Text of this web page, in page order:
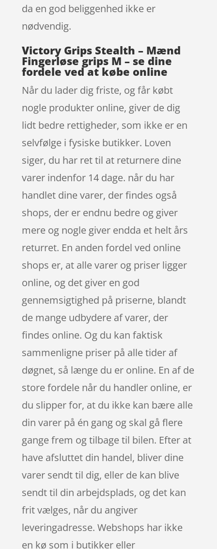
da en god beliggenhed ikke er
nødvendig.
Victory Grips Stealth – Mænd
Fingerløse grips M – se dine
fordele ved at købe online
Når du lader dig friste, og får købt
nogle produkter online, giver de dig
lidt bedre rettigheder, som ikke er en
selvfølge i fysiske butikker. Loven
siger, du har ret til at returnere dine
varer indenfor 14 dage. når du har
handlet dine varer, der findes også
shops, der er endnu bedre og giver
mere og nogle giver endda et helt års
returret. En anden fordel ved online
shops er, at alle varer og priser ligger
online, og det giver en god
gennemsigtighed på priserne, blandt
de mange udbydere af varer, der
findes online. Og du kan faktisk
sammenligne priser på alle tider af
døgnet, så længe du er online. En af de
store fordele når du handler online, er
du slipper for, at du ikke kan bære alle
din varer på én gang og skal gå flere
gange frem og tilbage til bilen. Efter at
have afsluttet din handel, bliver dine
varer sendt til dig, eller de kan blive
sendt til din arbejdsplads, og det kan
frit vælges, når du angiver
leveringadresse. Webshops har ikke
en kø som i butikker eller